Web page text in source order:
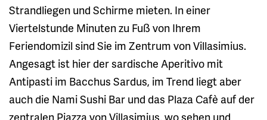
Strandliegen und Schirme mieten. In einer
Viertelstunde Minuten zu Fuß von Ihrem
Feriendomizil sind Sie im Zentrum von Villasimius.
Angesagt ist hier der sardische Aperitivo mit
Antipasti im Bacchus Sardus, im Trend liegt aber
auch die Nami Sushi Bar und das Plaza Cafè auf der
zentralen Piazza von Villasimius, wo sehen und